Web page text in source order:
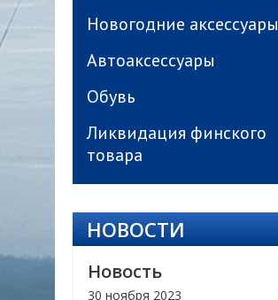
Новогодние аксессуары
Автоаксессуары
Обувь
Ликвидация финского
товара
НОВОСТИ
Новость
30 ноября 2023